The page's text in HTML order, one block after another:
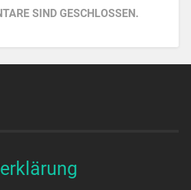
SIND GESCHLOSSEN.